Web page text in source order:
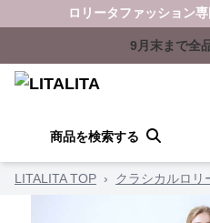
ロリータファッション
9月末まで全
商品を検索する
LITALITA TOP › クラシカルロリ